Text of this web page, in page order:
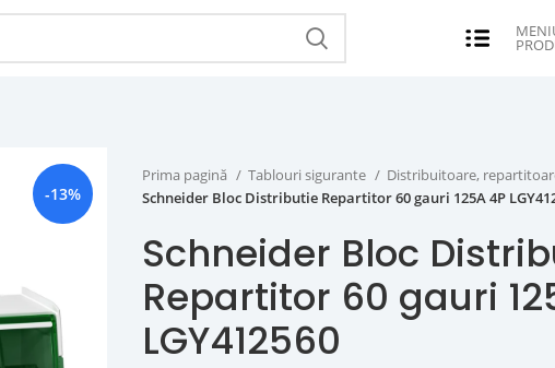
-13%
Prima pagină Tablouri sigurante
Distribuitoare,
Schneider Bloc Distributie Repartitor 60 gauri 125A 4P
Schneider Bloc
Repartitor 60 gauri
LGY412560